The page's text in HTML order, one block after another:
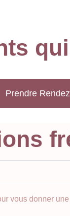
Prendre
vous donner